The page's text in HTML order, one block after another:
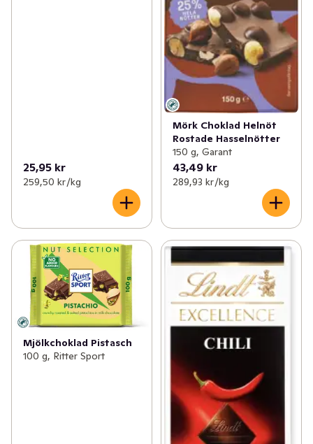
25,95 kr
259,50 kr /kg
Mörk Choklad Helnöt
Rostade Hasselnötter
150 g, Garant
43,49 kr
289,93 kr /kg
Mjölkchoklad Pistasch
100 g, Ritter Sport